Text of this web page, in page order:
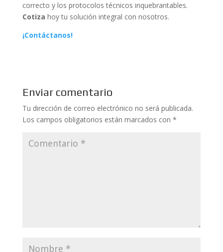
correcto y los protocolos técnicos inquebrantables.
Cotiza hoy tu solución integral con nosotros.
¡Contáctanos!
Enviar comentario
Tu dirección de correo electrónico no será publicada.
Los campos obligatorios están marcados con *